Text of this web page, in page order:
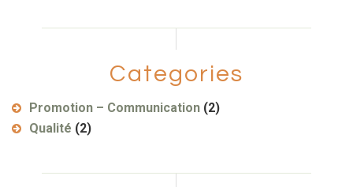
Categories
Promotion – Communication (2)
Qualité (2)